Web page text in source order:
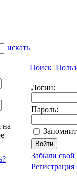
искать
на
Поиск
Логин:
Пароль:
Забыли свой
Регистрация